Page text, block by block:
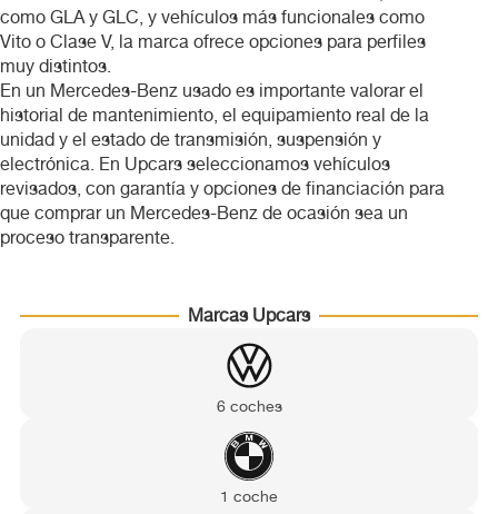
Volkswagen
Volvo
como GLA y GLC, y vehículos más funcionales como
Vito o Clase V, la marca ofrece opciones para perfiles
muy distintos.
En un Mercedes-Benz usado es importante valorar el
historial de mantenimiento, el equipamiento real de la
unidad y el estado de transmisión, suspensión y
electrónica. En Upcars seleccionamos vehículos
revisados, con garantía y opciones de financiación para
que comprar un Mercedes-Benz de ocasión sea un
proceso transparente.
Marcas Upcars
6 coches
1 coche